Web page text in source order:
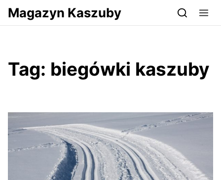
Przejdź do serwisu magazynkaszuby.pl
Magazyn Kaszuby
Tag: biegówki kaszuby